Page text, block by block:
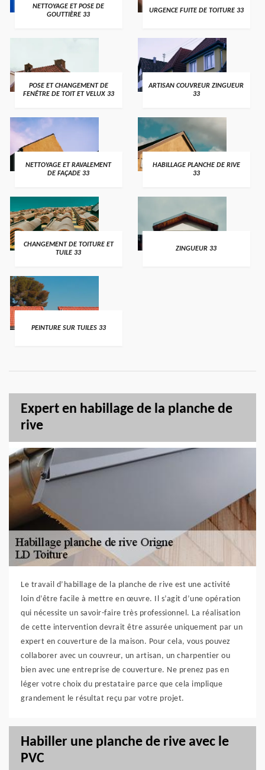
NETTOYAGE ET POSE DE
GOUTTIÈRE 33
URGENCE FUITE DE TOITURE 33
POSE ET CHANGEMENT DE
FENÊTRE DE TOIT ET VELUX 33
ARTISAN COUVREUR ZINGUEUR
33
NETTOYAGE ET RAVALEMENT
DE FAÇADE 33
HABILLAGE PLANCHE DE RIVE
33
CHANGEMENT DE TOITURE ET
TUILE 33
ZINGUEUR 33
PEINTURE SUR TUILES 33
Expert en habillage de la planche de
rive
Le travail d’habillage de la planche de rive est une activité
loin d’être facile à mettre en œuvre. Il s’agit d’une opération
qui nécessite un savoir-faire très professionnel. La réalisation
de cette intervention devrait être assurée uniquement par un
expert en couverture de la maison. Pour cela, vous pouvez
collaborer avec un couvreur, un artisan, un charpentier ou
bien avec une entreprise de couverture. Ne prenez pas en
léger votre choix du prestataire parce que cela implique
grandement le résultat reçu par votre projet.
Habiller une planche de rive avec le
PVC